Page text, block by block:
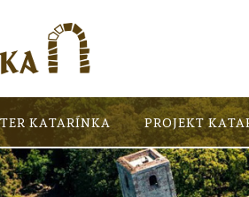
KATARÍNKA PROJEKT